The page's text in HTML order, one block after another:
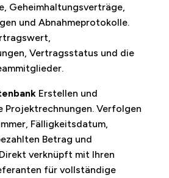
Geheimhaltungsverträge,
und Abnahmeprotokolle.
Vertragsstatus und die
Erstellen und
Projektrechnungen. Verfolgen
Fälligkeitsdatum,
Betrag und
verknüpft mit Ihren
für vollständige